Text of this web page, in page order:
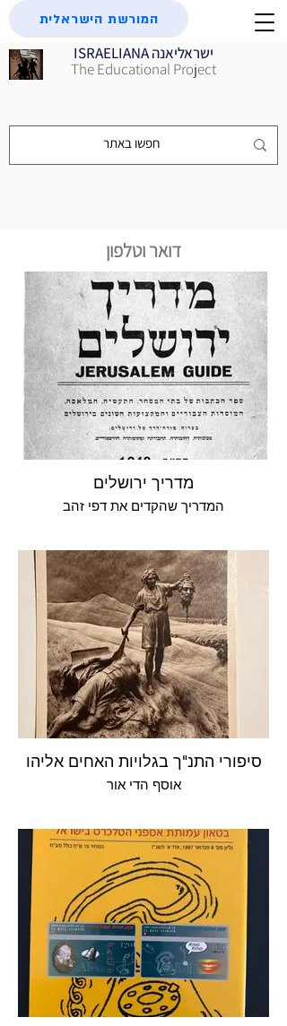
ISRAELIANA ישראליאנה
The Educational Project
המורשת הישראלית
דואר וטלפון
מדריך ירושלים
המדריך שהקדים את דפי זהב
סיפורי התנ"ך בגלויות האחים אליהו
אוסף הדי אור